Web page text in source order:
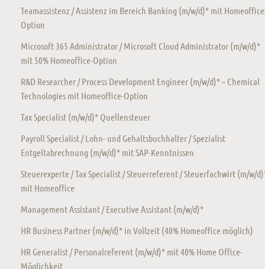
Teamassistenz / Assistenz im Bereich Banking (m/w/d)* mit
Option
Microsoft 365 Administrator / Microsoft Cloud Administrator (m/w/d)*
mit 50% Homeoffice-Option
R&D Researcher / Process Development Engineer (m/w/d)* – Chemical
Technologies mit Homeoffice-Option
Tax Specialist (m/w/d)* Quellensteuer
Payroll Specialist / Lohn- und Gehaltsbuchhalter / Spezialist
Entgeltabrechnung (m/w/d)* mit SAP-Kenntnissen
Steuerexperte / Tax Specialist / Steuerreferent / Steuerfachwirt (m/w/
mit Homeoffice
Management Assistant / Executive Assistant (m/w/d)*
HR Business Partner (m/w/d)* in Vollzeit (40% Homeoffice möglich)
HR Generalist / Personalreferent (m/w/d)* mit 40% Home Office-
Möglichkeit